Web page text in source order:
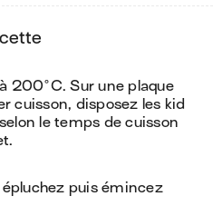
200°C. Sur une plaque
cuisson, disposez les kid
le temps de cuisson
puis émincez